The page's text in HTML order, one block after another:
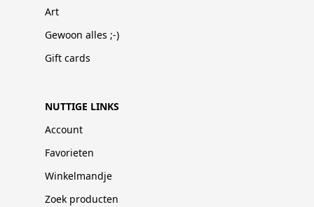
Art
Gewoon alles ;-)
Gift cards
NUTTIGE LINKS
Account
Favorieten
Winkelmandje
Zoek producten